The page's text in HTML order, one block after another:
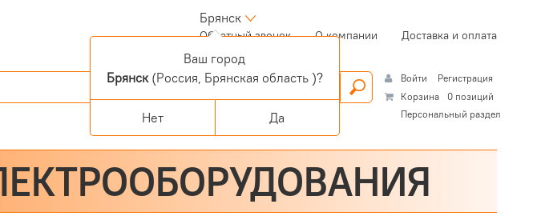
Брянск
Обратный звонок(current)О компании Доставка и оплата
Войти
Регистрация
Корзина
0 позиций
Персональный раздел
Ваш город
Брянск(Россия, Брянская область )?
Нет Да